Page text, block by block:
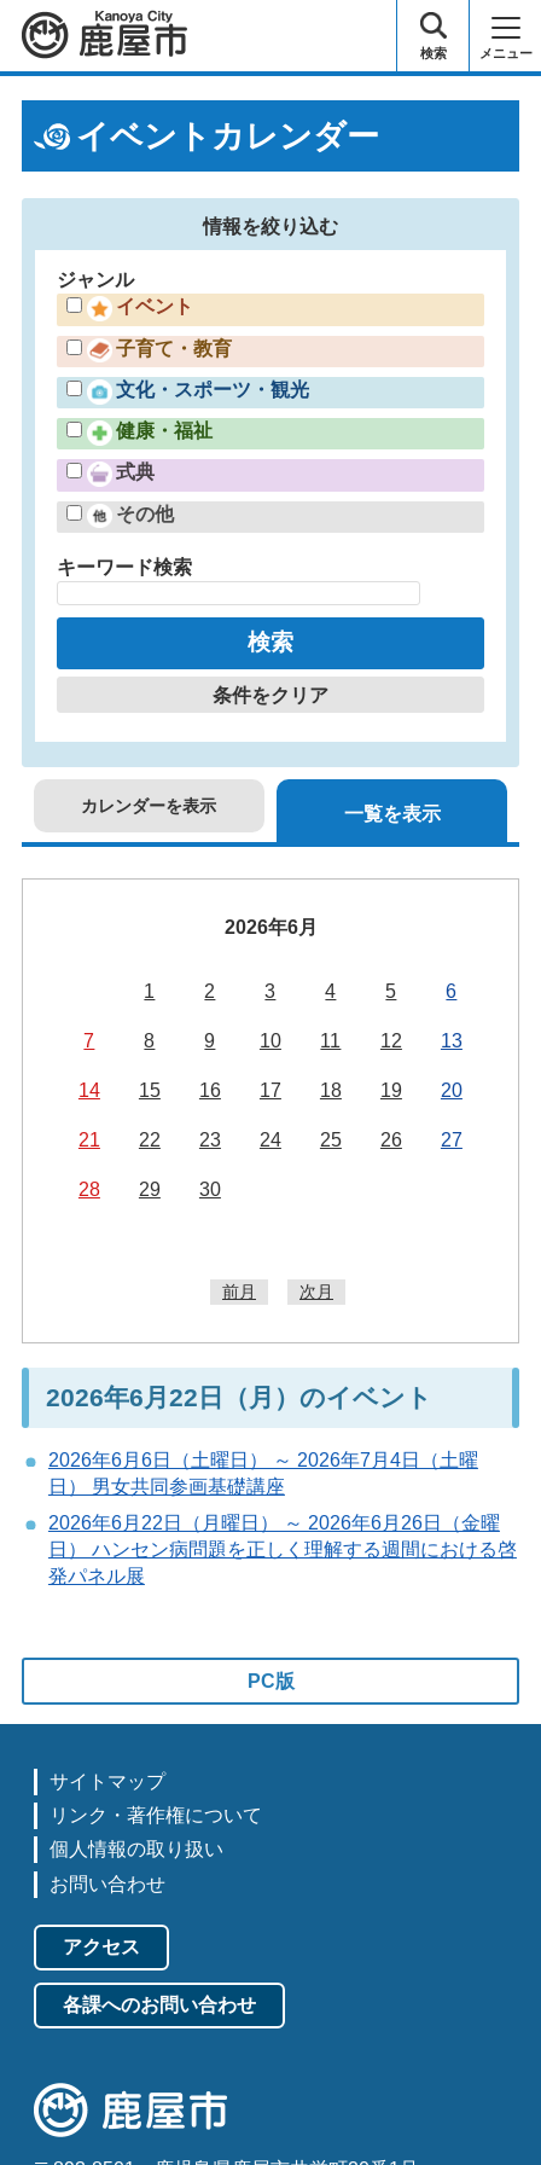
鹿屋市 検索 メニュー
イベントカレンダー
情報を絞り込む
ジャンル
イベント
子育て・教育
文化・スポーツ・観光
健康・福祉
式典
その他
キーワード検索
条件をクリア
カレンダーを表示 一覧を表示
2026年6月
1 2 3 4 5 6
7 8 9 10 11 12 13
14 15 16 17 18 19 20
21 22 23 24 25 26 27
28 29 30
前月 次月
2026年6月22日（月）のイベント
2026年6月6日（土曜日） ～ 2026年7月4日（土曜
日） 男女共同参画基礎講座
2026年6月22日（月曜日） ～ 2026年6月26日（金曜
日） ハンセン病問題を正しく理解する週間における啓
発パネル展
PC版
サイトマップ
リンク・著作権について
個人情報の取り扱い
お問い合わせ
アクセス
各課へのお問い合わせ